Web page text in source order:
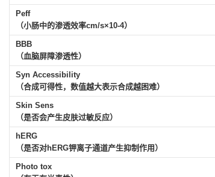
Peff
（小肠中的渗透效率cm/s×10-4）
BBB
（血脑屏障渗透性）
Syn Accessibility
（合成可得性，数值越大表示合成越困难）
Skin Sens
（是否会产生皮肤过敏反应）
hERG
（是否对hERG钾离子通道产生抑制作用）
Photo tox